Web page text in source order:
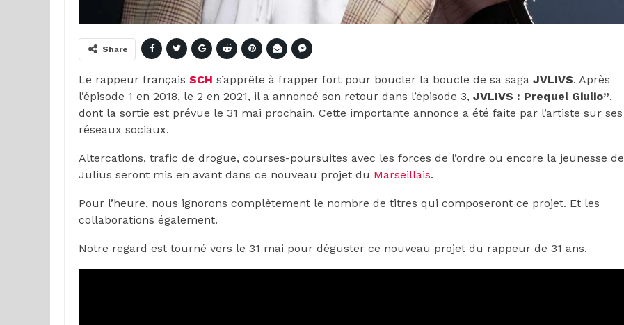
Share
Le rappeur français SCH s’apprête à frapper fort pour boucler la boucle de sa saga JVLIVS. Après
l’épisode 1 en 2018, le 2 en 2021, il a annoncé son retour dans l’épisode 3, JVLIVS : Prequel Giulio”,
dont la sortie est prévue le 31 mai prochain. Cette importante annonce a été faite par l’artiste sur ses
réseaux sociaux.
Altercations, trafic de drogue, courses-poursuites avec les forces de l’ordre ou encore la jeunesse de
Julius seront mis en avant dans ce nouveau projet du Marseillais.
Pour l’heure, nous ignorons complètement le nombre de titres qui composeront ce projet. Et les
collaborations également.
Notre regard est tourné vers le 31 mai pour déguster ce nouveau projet du rappeur de 31 ans.